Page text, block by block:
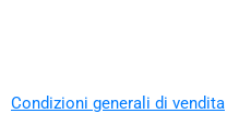
Condizioni generali di vendita